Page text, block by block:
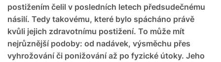
postižením čelil v posledních letech předsudečnému
násilí. Tedy takovému, které bylo spácháno právě
kvůli jejich zdravotnímu postižení. To může mít
nejrůznější podoby: od nadávek, výsměchu přes
vyhrožování či ponižování až po fyzické útoky. Jeho